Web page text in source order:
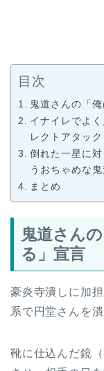
目次
鬼道さんの「
イナイレでよ
レクトアタック
倒れた一星に
うおちゃめな
まとめ
鬼道さん
る」宣言
豪炎寺潰しに加
系で円堂さんを
靴に仕込んだ鏡